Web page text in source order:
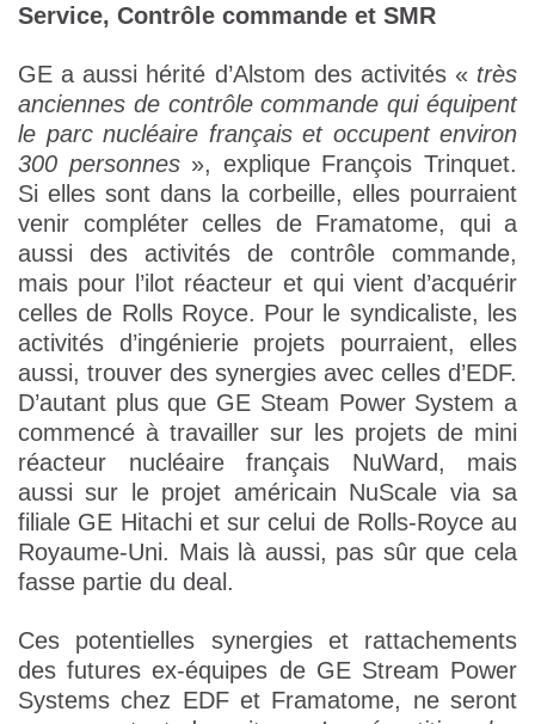
Service, Contrôle commande et SMR
GE a aussi hérité d’Alstom des activités « très
anciennes de contrôle commande qui équipent
le parc nucléaire français et occupent environ
300 personnes», explique François Trinquet.
Si elles sont dans la corbeille, elles pourraient
venir compléter celles de Framatome, qui a
aussi des activités de contrôle commande,
mais pour l’ilot réacteur et qui vient d’acquérir
celles de Rolls Royce. Pour le syndicaliste, les
activités d’ingénierie projets pourraient, elles
aussi, trouver des synergies avec celles d’EDF.
D’autant plus que GE Steam Power System a
commencé à travailler sur les projets de mini
réacteur nucléaire français NuWard, mais
aussi sur le projet américain NuScale via sa
filiale GE Hitachi et sur celui de Rolls-Royce au
Royaume-Uni. Mais là aussi, pas sûr que cela
fasse partie du deal.
Ces potentielles synergies et rattachements
des futures ex-équipes de GE Stream Power
Systems chez EDF et Framatome, ne seront